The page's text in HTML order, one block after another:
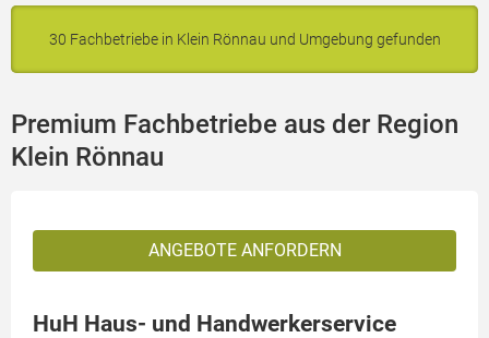
30 Fachbetriebe in Klein Rönnau und Umgebung gefunden
Premium Fachbetriebe aus der Region
Klein Rönnau
ANGEBOTE ANFORDERN
HuH Haus- und Handwerkerservice